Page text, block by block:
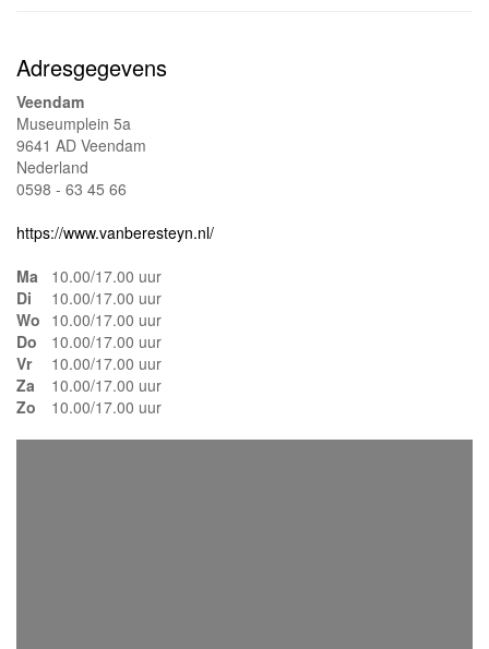
Adresgegevens
Veendam
Museumplein 5a
9641 AD Veendam
Nederland
0598 - 63 45 66
https://www.vanberesteyn.nl/
Ma
10.00/17.00 uur
Di
10.00/17.00 uur
Wo 10.00/17.00 uur
Do
10.00/17.00 uur
Vr
10.00/17.00 uur
Za
10.00/17.00 uur
Zo
10.00/17.00 uur